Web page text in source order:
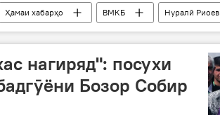
Ҳамаи хабарҳо ВМКБ
Нуралӣ Риоев
парлумонӣ дар Тоҷикистон-2025
нагиряд": посухи
Бозор Собир